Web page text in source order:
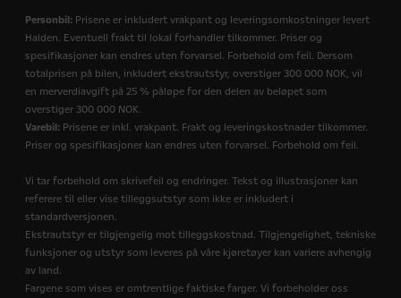
Personbil: Prisene er inkludert vrakpant og leveringsomkostninger levert
Halden. Eventuell frakt til lokal forhandler tilkommer. Priser og
spesifikasjoner kan endres uten forvarsel. Forbehold om feil. Dersom
totalprisen på bilen, inkludert ekstrautstyr, overstiger 300 000 NOK, vil
en merverdiavgift på 25 % påløpe for den delen av beløpet som
overstiger 300 000 NOK.
Varebil: Prisene er inkl. vrakpant. Frakt og leveringskostnader tilkommer.
Priser og spesifikasjoner kan endres uten forvarsel. Forbehold om feil.
Vi tar forbehold om skrivefeil og endringer. Tekst og illustrasjoner kan
referere til eller vise tilleggsutstyr som ikke er inkludert i
standardversjonen.
Ekstrautstyr er tilgjengelig mot tilleggskostnad. Tilgjengelighet, tekniske
funksjoner og utstyr som leveres på våre kjøretøyer kan variere avhengig
av land.
Fargene som vises er omtrentlige faktiske farger. Vi forbeholder oss